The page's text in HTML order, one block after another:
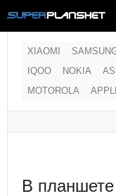
XIAOMI
IQOO
NOKIA
MOTOROLA
В